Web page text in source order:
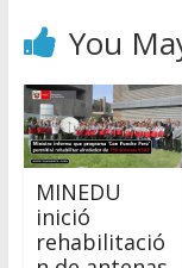
You
MINEDU
inició
rehabilitació